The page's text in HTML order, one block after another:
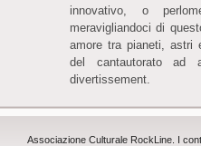
innovativo, o
meravigliandoci di
amore tra pianeti, astri
del cantautorato
divertissement.
Associazione Culturale RockLine. I